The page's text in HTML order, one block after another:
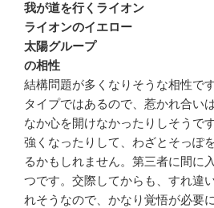
我が道を行くライオン
ライオンのイエロー
太陽グループ
の相性
結構問題が多くなりそうな相性で
タイプではあるので、惹かれ合い
なか心を開けなかったりしそうで
強くなったりして、わざとそっぽ
るかもしれません。第三者に間に
つです。交際してからも、すれ違
れそうなので、かなり覚悟が必要